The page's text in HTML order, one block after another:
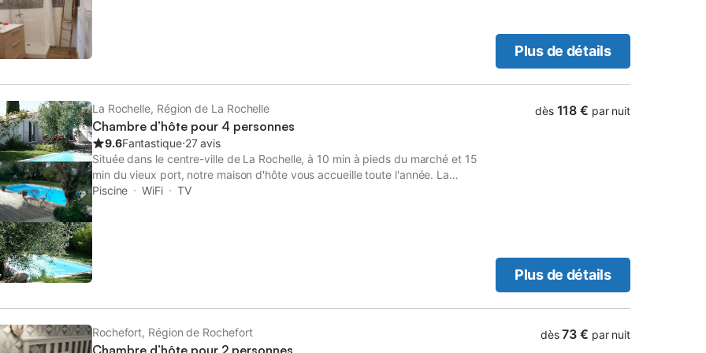
Plus de détails
La Rochelle, Région de La Rochelle
Chambre d’hôte pour 4 personnes
9.6Fantastique⋅27 avis
Située dans le centre-ville de La Rochelle, à 10 min à pieds du marché et 15
min du vieux port, notre maison d'hôte vous accueille toute l'année. La
chambre de 21 m², indépendante et calme, offre une vue et un accès direct
Piscine WiFi TV
dès 118 € par nuit
Plus de détails
Rochefort, Région de Rochefort
Chambre d’hôte pour 2 personnes
dès 73 € par nuit